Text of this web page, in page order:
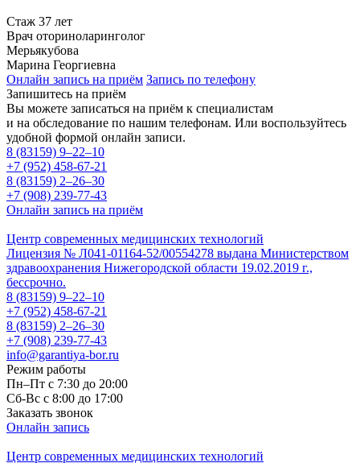
Стаж 37 лет
Врач оториноларинголог
Мерьякубова
Марина Георгиевна
Онлайн запись на приём Запись по телефону
Запишитесь на приём
Вы можете записаться на приём к специалистам
и на обследование по нашим телефонам. Или воспользуйтесь
удобной формой онлайн записи.
8 (83159) 9–22–10
+7 (952) 458-67-21
8 (83159) 2–26–30
+7 (908) 239-77-43
Онлайн запись на приём
Центр современных медицинских технологий
Лицензия № Л041-01164-52/00554278 выдана Министерством
здравоохранения Нижегородской области 19.02.2019 г.,
бессрочно.
8 (83159) 9–22–10
+7 (952) 458-67-21
8 (83159) 2–26–30
+7 (908) 239-77-43
info@garantiya-bor.ru
Режим работы
Пн–Пт с 7:30 до 20:00
Cб-Вс с 8:00 до 17:00
Заказать звонок
Онлайн запись
Центр современных медицинских технологий